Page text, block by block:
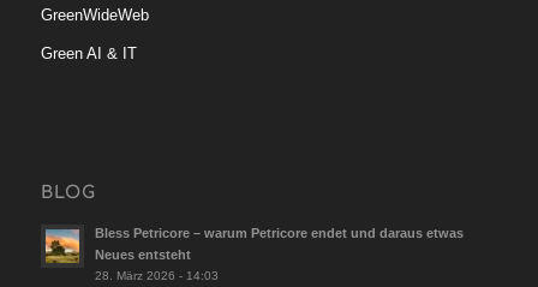
GreenWideWeb
Green AI & IT
BLOG
Bless Petricore – warum Petricore endet und daraus etwas
Neues entsteht
28. März 2026 - 14:03